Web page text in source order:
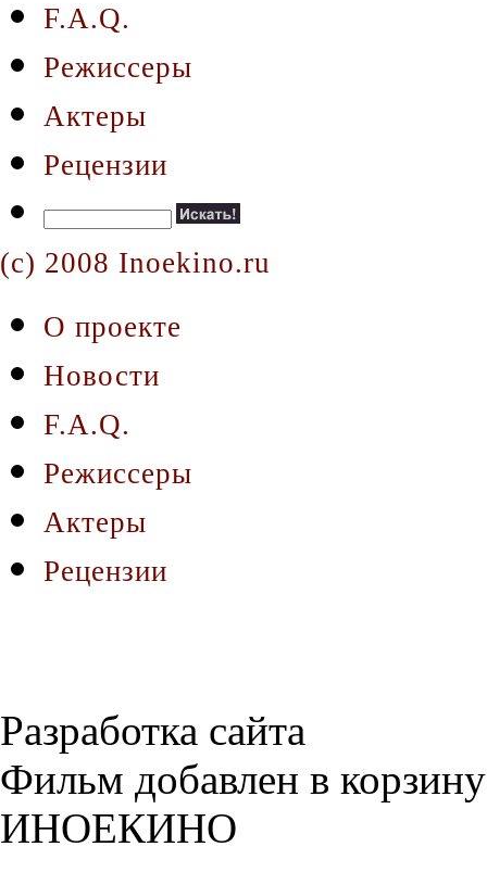
F.A.Q.
Режиссеры
Актеры
Рецензии
(c) 2008 Inoekino.ru
О проекте
Новости
F.A.Q.
Режиссеры
Актеры
Рецензии
Разработка сайта
Фильм добавлен в корзину
ИНОЕКИНО